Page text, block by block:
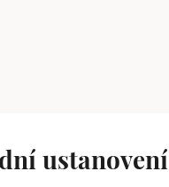
ustanovení